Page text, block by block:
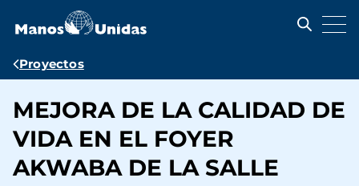
contenido
Ruta
navegación
Proyectos
MEJORA DE LA CALIDAD DE
VIDA EN EL FOYER
AKWABA DE LA SALLE